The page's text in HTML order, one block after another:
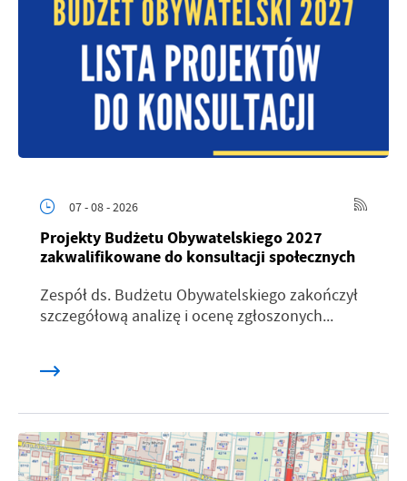
07 - 08 - 2026
Projekty Budżetu Obywatelskiego 2027
zakwalifikowane do konsultacji społecznych
Zespół ds. Budżetu Obywatelskiego zakończył
szczegółową analizę i ocenę zgłoszonych...